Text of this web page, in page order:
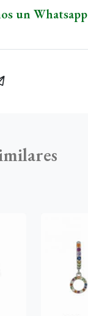
un Whatsapp